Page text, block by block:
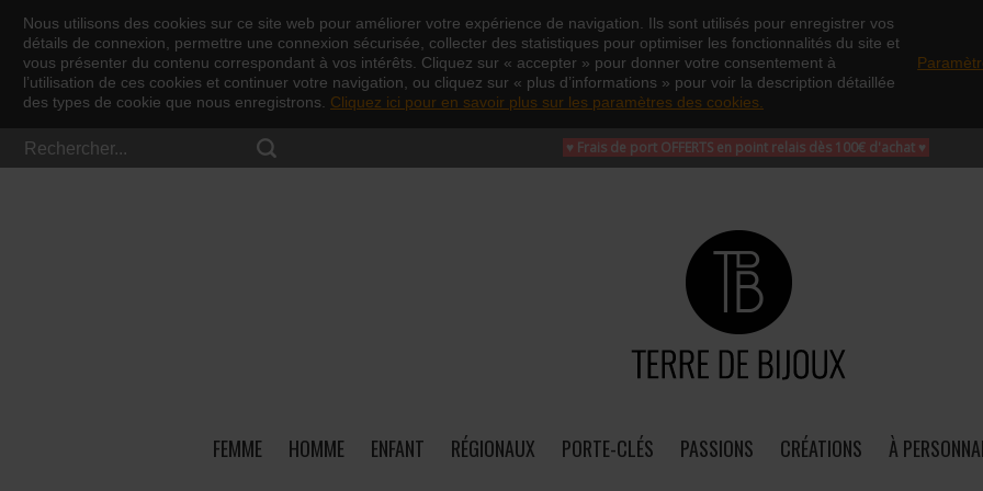
Nous utilisons des cookies sur ce site web pour améliorer votre expérience de navigation. Ils sont utilisés pour enregistrer vos
détails de connexion, permettre une connexion sécurisée, collecter des statistiques pour optimiser les fonctionnalités du site et
vous présenter du contenu correspondant à vos intérêts. Cliquez sur « accepter » pour donner votre consentement à
l’utilisation de ces cookies et continuer votre navigation, ou cliquez sur « plus d’informations » pour voir la description détaillée
des types de cookie que nous enregistrons. Cliquez ici pour en savoir plus sur les paramètres des cookies.
♥ Frais de port OFFERTS en point relais dès 100€ d'achat ♥
FEMME HOMME ENFANT RÉGIONAUX PORTE-CLÉS PASSIONS CRÉATIONS À